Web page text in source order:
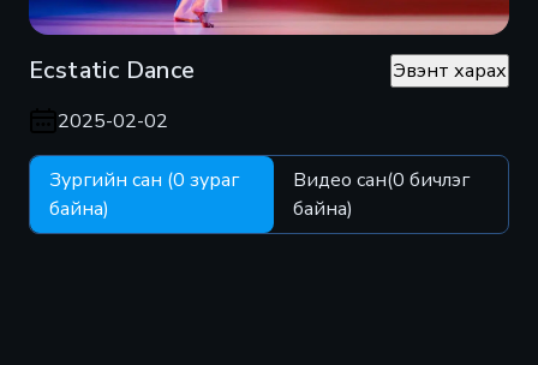
Ecstatic Dance
Эвэнт харах
2025-02-02
Зургийн сан (0 зураг
байна)
Видео сан(0 бичлэг
байна)